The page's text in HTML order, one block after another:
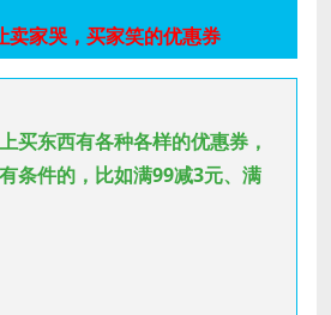
卖家哭，买家笑的优惠券
买东西有各种各样的优惠券，
条件的，比如满99减3元、满